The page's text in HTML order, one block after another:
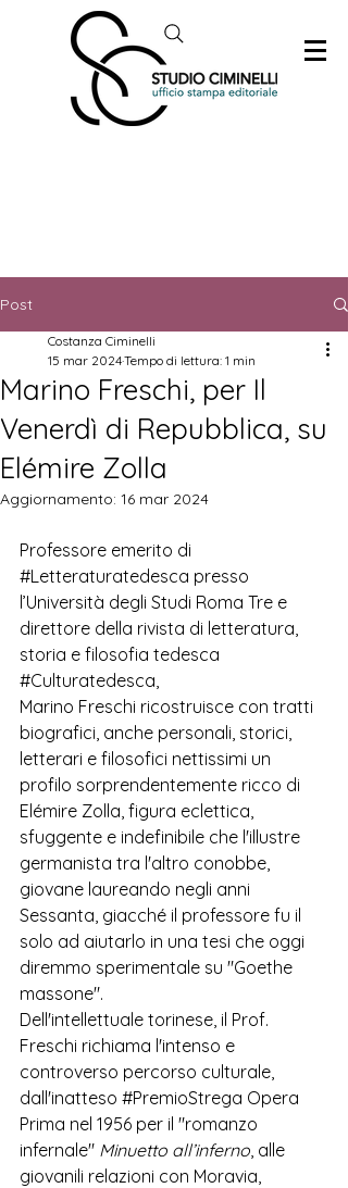
Post
Marino Freschi, per Il
Venerdì di Repubblica, su
Elémire Zolla
Costanza Ciminelli
15 mar 2024Tempo di lettura: 1 min
Aggiornamento: 16 mar 2024
Professore emerito di
#Letteraturatedesca presso
l’Università degli Studi Roma Tre e
direttore della rivista di letteratura,
storia e filosofia tedesca
#Culturatedesca,
Marino Freschi ricostruisce con tratti
biografici, anche personali, storici,
letterari e filosofici nettissimi un
profilo sorprendentemente ricco di
Elémire Zolla, figura eclettica,
sfuggente e indefinibile che l'illustre
germanista tra l'altro conobbe,
giovane laureando negli anni
Sessanta, giacché il professore fu il
solo ad aiutarlo in una tesi che oggi
diremmo sperimentale su "Goethe
massone".
Dell'intellettuale torinese, il Prof.
Freschi richiama l'intenso e
controverso percorso culturale,
dall'inatteso #PremioStrega Opera
Prima nel 1956 per il "romanzo
infernale" Minuetto all’inferno, alle
giovanili relazioni con Moravia,